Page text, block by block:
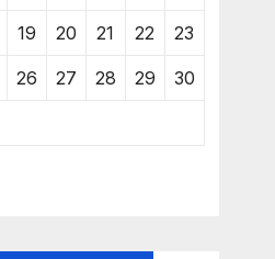
19 20 21 22 23
26 27 28 29 30